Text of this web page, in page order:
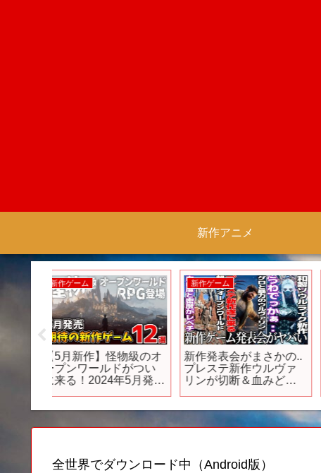
新作アニメ
新作ゲーム
[더롱다크] 형이 거기서
왜 나와?!? 11탄
新作アニメ
「お昼からお盛んです
ね【異世界レッド】」
全世界でダウンロード中（Android版）